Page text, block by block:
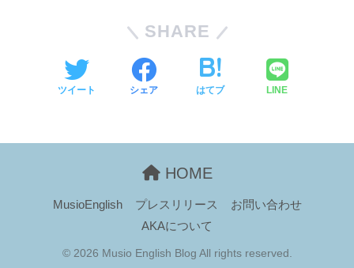
SHARE
ツイート シェア はてブ LINE
HOME
MusioEnglish プレスリリース
お問い合わせ
AKAについて
© 2026 Musio English Blog All rights reserved.